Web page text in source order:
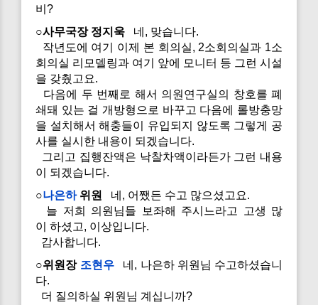
비?
○사무국장 정지욱 네, 맞습니다.
작년도에 여기 이제 본 회의실, 2소회의실과 1소
회의실 리모델링과 여기 앞에 모니터 등 그런 시설
을 갖췄고요.
다음에 두 번째로 해서 의원연구실의 창호를 폐
쇄돼 있는 걸 개방형으로 바꾸고 다음에 롤방충망
을 설치해서 해충들이 유입되지 않도록 그렇게 공
사를 실시한 내용이 되겠습니다.
그리고 집행잔액은 낙찰차액이라든가 그런 내용
이 되겠습니다.
○나은하위원
네, 어쨌든 수고 많으셨고요.
늘 저희 의원님들 보좌해 주시느라고 고생 많
이 하셨고, 이상입니다.
감사합니다.
○위원장 조현우네, 나은하 위원님 수고하셨습니
다.
더 질의하실 위원님 계십니까?